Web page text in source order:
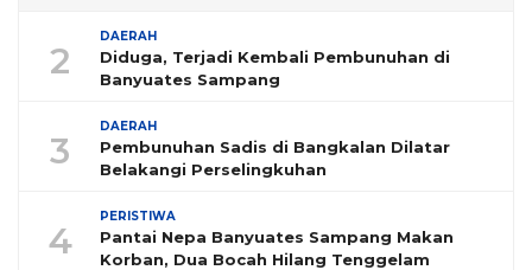
2
DAERAH
Diduga, Terjadi Kembali Pembunuhan di
Banyuates Sampang
3
DAERAH
Pembunuhan Sadis di Bangkalan Dilatar
Belakangi Perselingkuhan
4
PERISTIWA
Pantai Nepa Banyuates Sampang Makan
Korban, Dua Bocah Hilang Tenggelam